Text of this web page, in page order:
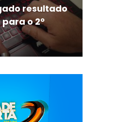
resultado
o 2º